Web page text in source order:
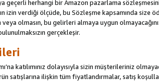
geçerli herhangi bir Amazon pazarlama
izin verdiği ölçüde, bu Sözleşme kapsamında size
olmasın, bu gelirleri almaya uygun
gerçekleşir.
katılımınız dolayısıyla sizin müşterileriniz
satışlarına ilişkin tüm fiyatlandırmalar, satış